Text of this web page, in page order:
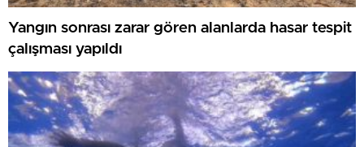
Yangın sonrası zarar gören alanlarda hasar tespit
çalışması yapıldı